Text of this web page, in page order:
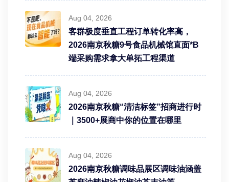
Aug 04, 2026
客群极度垂直工程订单转化率高，
2026南京秋糖9号食品机械馆直面*B
端采购需求拿大单拓工程渠道
Aug 04, 2026
2026南京秋糖“清洁标签”招商进行时
｜3500+展商中你的位置在哪里
Aug 04, 2026
2026南京秋糖调味品展区调味油涵盖